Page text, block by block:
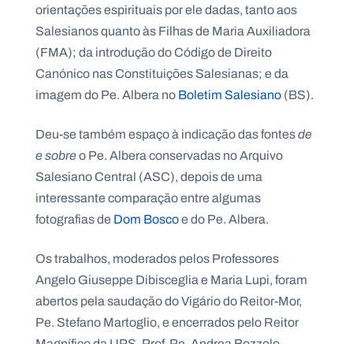
orientações espirituais por ele dadas, tanto aos
Salesianos quanto às Filhas de Maria Auxiliadora
(FMA); da introdução do Código de Direito
Canónico nas Constituições Salesianas; e da
imagem do Pe. Albera noBoletim Salesiano(BS).
Deu-se também espaço à indicação das fontesde
e sobreo Pe. Albera conservadas no Arquivo
Salesiano Central (ASC), depois de uma
interessante comparação entre algumas
fotografias de Dom Boscoe do Pe. Albera.
Os trabalhos, moderados pelos Professores
Angelo Giuseppe Dibisceglia e Maria Lupi, foram
abertos pela saudação do Vigário do Reitor-Mor,
Pe. Stefano Martoglio, e encerrados pelo Reitor